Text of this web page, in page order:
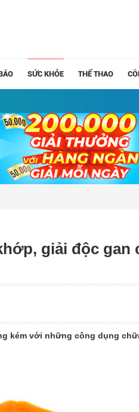
SỨC KHỎE THỂ THAO
giải độc gan
kém với những công dụng